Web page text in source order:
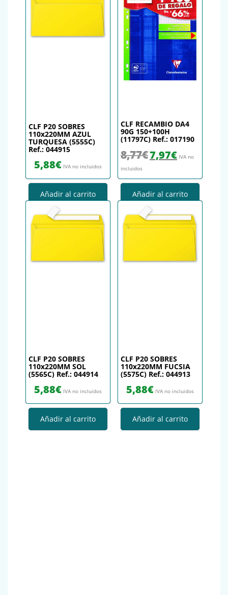
CLF P20 SOBRES
110x220MM AZUL
TURQUESA (5555C)
Ref.: 044915
5,88€ IVA no incluidos
Añadir al carrito
CLF RECAMBIO DA4
90G 150+100H
(11797C) Ref.: 017190
8,77€El precio original era: 8,77€.
7,97€El precio actual
IVA no
incluidos
Añadir al carrito
CLF P20 SOBRES
110x220MM SOL
(5565C) Ref.: 044914
5,88€ IVA no incluidos
Añadir al carrito
CLF P20 SOBRES
110x220MM FUCSIA
(5575C) Ref.: 044913
5,88€ IVA no incluidos
Añadir al carrito